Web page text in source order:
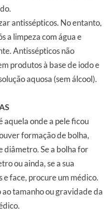
antissépticos. No entanto,
a limpeza com água e
Antissépticos não
produtos à base de iodo e
aquosa (sem álcool).
aquela onde a pele ficou
formação de bolha,
diâmetro. Se a bolha for
ou ainda, se a sua
e face, procure um médico.
tamanho ou gravidade da